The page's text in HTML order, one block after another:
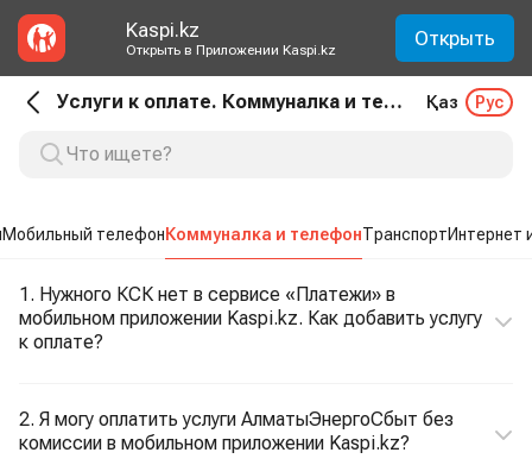
Kaspi.kz
Открыть в Приложении Kaspi.kz Открыть
Услуги к оплате. Коммуналка и телефон Қаз Рус
Мобильный телефонКоммуналка и телефонТранспортИнтернет
1. Нужного КСК нет в сервисе «Платежи» в
мобильном приложении Kaspi.kz. Как добавить услугу
к оплате?
2. Я могу оплатить услуги АлматыЭнергоСбыт без
комиссии в мобильном приложении Kaspi.kz?